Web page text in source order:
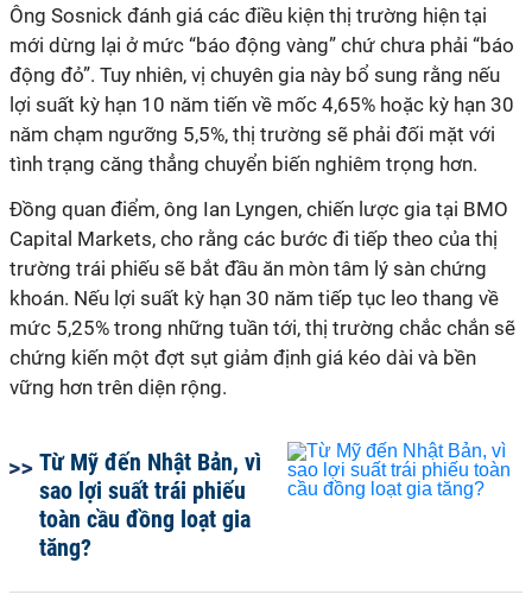
Ông Sosnick đánh giá các điều kiện thị trường hiện tại
mới dừng lại ở mức “báo động vàng” chứ chưa phải “báo
động đỏ”. Tuy nhiên, vị chuyên gia này bổ sung rằng nếu
lợi suất kỳ hạn 10 năm tiến về mốc 4,65% hoặc kỳ hạn 30
năm chạm ngưỡng 5,5%, thị trường sẽ phải đối mặt với
tình trạng căng thẳng chuyển biến nghiêm trọng hơn.
Đồng quan điểm, ông Ian Lyngen, chiến lược gia tại BMO
Capital Markets, cho rằng các bước đi tiếp theo của thị
trường trái phiếu sẽ bắt đầu ăn mòn tâm lý sàn chứng
khoán. Nếu lợi suất kỳ hạn 30 năm tiếp tục leo thang về
mức 5,25% trong những tuần tới, thị trường chắc chắn sẽ
chứng kiến một đợt sụt giảm định giá kéo dài và bền
vững hơn trên diện rộng.
Từ Mỹ đến Nhật Bản, vì
sao lợi suất trái phiếu
toàn cầu đồng loạt gia
tăng?